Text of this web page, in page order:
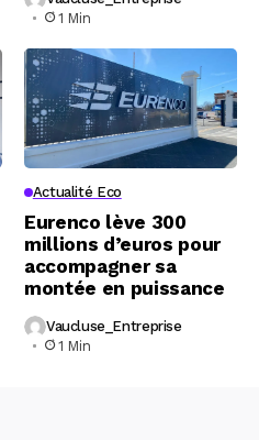
1 Min
Actualité Eco
Eurenco lève 300
millions d’euros pour
accompagner sa
montée en puissance
Vaucluse_Entreprise
1 Min